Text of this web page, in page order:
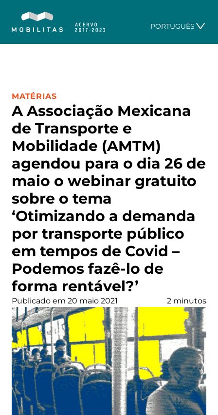
PORTUGUÊS
A Associação Mexicana
de Transporte e
Mobilidade (AMTM)
agendou para o dia 26 de
maio o webinar gratuito
sobre o tema
‘Otimizando a demanda
por transporte público
em tempos de Covid –
Podemos fazê-lo de
forma rentável?’
CATEGORIA:
MATÉRIAS
Publicado em 20 maio 2021 2 minutos